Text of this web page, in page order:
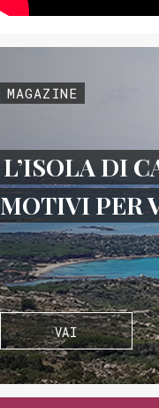
MAGAZINE
L’ISOLA DI
MOTIVI PER
VAI